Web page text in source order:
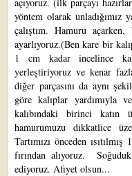
yöntem olarak unladığımız
çalıştım. Hamuru
ayarlıyoruz.(Ben kare bir
1 cm kadar incelince
yerleştiriyoruz ve kenar
diğer parçasını da aynı
göre kalıplar yardımıyla
kalıbındaki birinci katın
hamurumuzu dikkatlice
Tartımızı önceden
fırından alıyoruz.
ediyoruz. Afiyet olsun...